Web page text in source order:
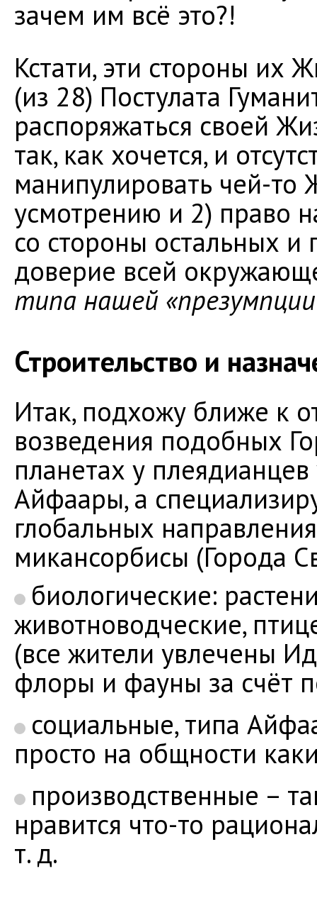
зачем им всё это?!
Кстати, эти стороны их
(из 28) Постулата
распоряжаться своей
так, как хочется, и
манипулировать чей-
усмотрению и 2) право
со стороны остальных и
доверие всей
типа нашей
Строительство и
Итак, подхожу ближе к
возведения подобных
планетах у
Айфаары, а
глобальных
микансорбисы (Города
биологические:
животноводческие,
(все жители увлечены
флоры и фауны за счёт
социальные, типа
просто на общности
производственные –
нравится что-то
т. д.